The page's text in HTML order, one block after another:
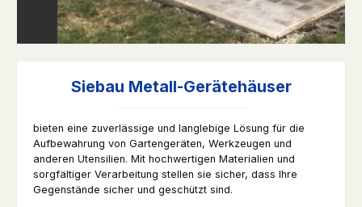
Siebau Metall-Gerätehäuser
bieten eine zuverlässige und langlebige Lösung für die
Aufbewahrung von Gartengeräten, Werkzeugen und
anderen Utensilien. Mit hochwertigen Materialien und
sorgfältiger Verarbeitung stellen sie sicher, dass Ihre
Gegenstände sicher und geschützt sind.